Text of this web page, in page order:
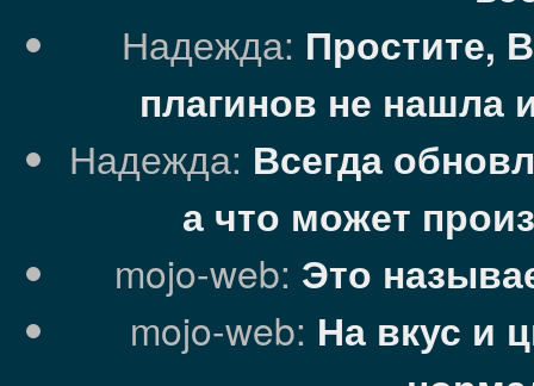
Надежда: Простите,
плагинов не нашла
Надежда: Всегда
а что может
mojo-web: Это
mojo-web: На вкус и